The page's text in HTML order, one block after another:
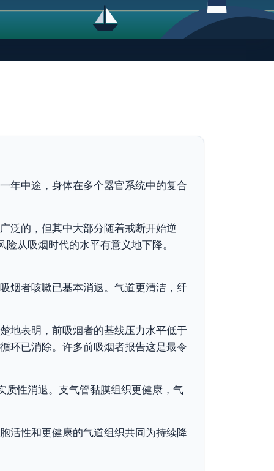
年中途，身体在多个器官系统中的复合
泛的，但其中大部分随着戒断开始逆
从吸烟时代的水平有意义地下降。
烟者咳嗽已基本消退。气道更清洁，纤
地表明，前吸烟者的基线压力水平低于
环已消除。许多前吸烟者报告这是最令
性消退。支气管黏膜组织更健康，气
活性和更健康的气道组织共同为持续降